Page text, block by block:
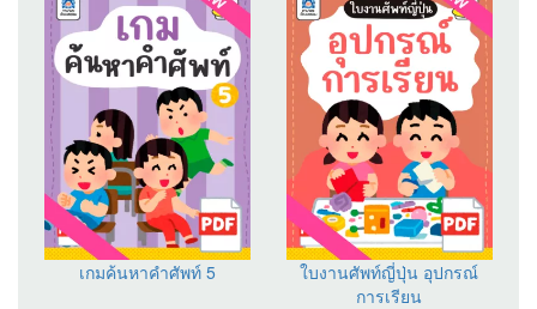
เกมค้นหาคำศัพท์ 5
ใบงานศัพท์ญี่ปุ่น อุปกรณ์
การเรียน